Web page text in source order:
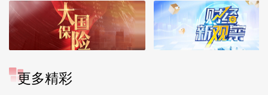
更多精彩